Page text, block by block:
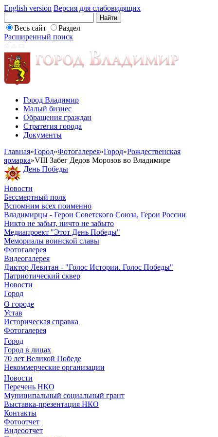
English version Версия для слабовидящих
Весь сайт
Раздел
Расширенный поиск
Город Владимир
Малый бизнес
Обращения граждан
Стратегия города
Документы
Главная»Город»Фотогалерея»Город»Рождественская
ярмарка»VIII Забег Дедов Морозов во Владимире
День Победы
Новости
Бессмертный полк
Вспомним всех поименно
Владимирцы - Герои Советского Союза, Герои России
Никто не забыт, ничто не забыто
Медиапроект "Этот День Победы"
Мемориалы воинской славы
Фотогалерея
Видеогалерея
Диктор Левитан - "Голос Истории. Голос Победы"
Патриотический сквер
Новости
Город
О городе
Устав
Историческая справка
Фотогалерея
Город
Город в лицах
70 лет Великой Победе
Некоммерческие организации
Новости
Перечень НКО
Муниципальный социальный грант
Выставка-презентация НКО
Контакты
Фотоотчет
Видеоотчет